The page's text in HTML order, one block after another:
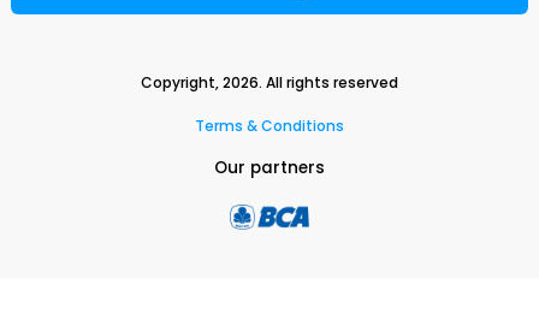
Copyright,2026. All rights reserved
Terms & Conditions
Our partners